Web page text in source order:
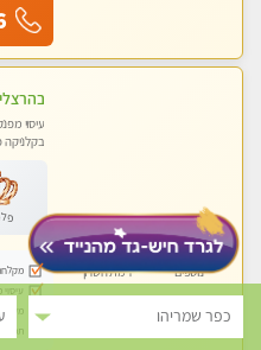
כפר שמריהו
לפרטים
נוספים
עיסוי במרכז
רמת השרון
עיסוי
בקלניקה
עיסוי
מקום
תמונה